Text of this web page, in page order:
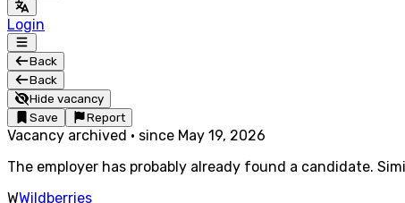
Login
Back
Back
Hide vacancy
Save
Report
Vacancy archived · since May 19, 2026
The employer has probably already found a candidate.
WWildberries